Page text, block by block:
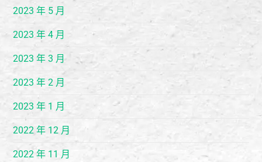
2023 年 5 月
2023 年 4 月
2023 年 3 月
2023 年 2 月
2023 年 1 月
2022 年 12 月
2022 年 11 月